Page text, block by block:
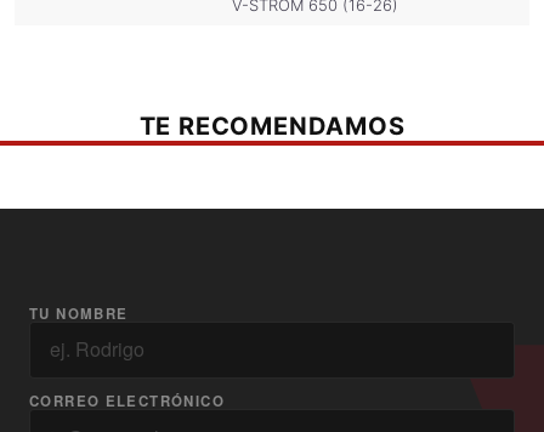
V-STROM 650 (16-26)
TE RECOMENDAMOS
TU NOMBRE
CORREO ELECTRÓNICO